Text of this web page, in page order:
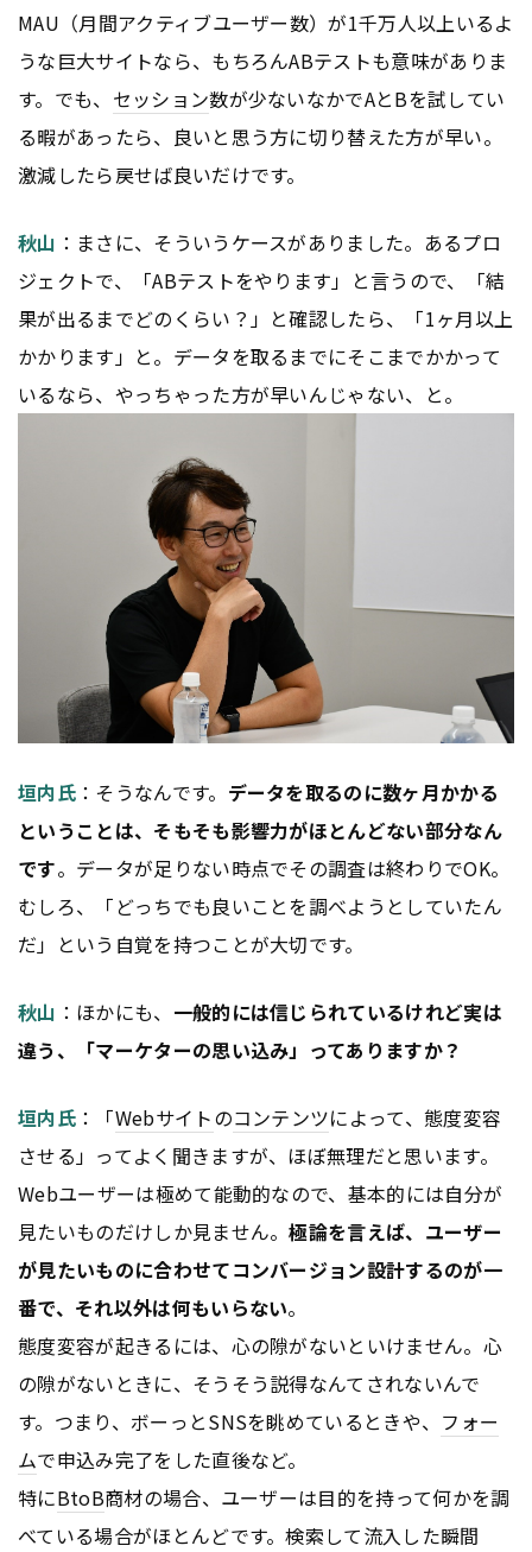
MAU（月間アクティブユーザー数）が1千万人以上いるよ
うな巨大サイトなら、もちろんABテストも意味がありま
す。でも、 セッション数が少ないなかでAとBを試してい
る暇があったら、良いと思う方に切り替えた方が早い。
激減したら戻せば良いだけです。
秋山 ：まさに、そういうケースがありました。あるプロ
ジェクトで、「ABテストをやります」と言うので、「結
果が出るまでどのくらい？」と確認したら、「1ヶ月以上
かかります」と。データを取るまでにそこまでかかって
いるなら、やっちゃった方が早いんじゃない、と。
垣内氏：そうなんです。 データを取るのに数ヶ月かかる
ということは、そもそも影響力がほとんどない部分なん
です。データが足りない時点でその調査は終わりでOK。
むしろ、「どっちでも良いことを調べようとしていたん
だ」という自覚を持つことが大切です。
秋山 ：ほかにも、 一般的には信じられているけれど実は
違う、「マーケターの思い込み」ってありますか？
垣内氏：「Webサイトのコンテンツによって、態度変容
させる」ってよく聞きますが、ほぼ無理だと思います。
Webユーザーは極めて能動的なので、基本的には自分が
見たいものだけしか見ません。極論を言えば、ユーザー
が見たいものに合わせてコンバージョン設計するのが一
番で、それ以外は何もいらない。
態度変容が起きるには、心の隙がないといけません。心
の隙がないときに、そうそう説得なんてされないんで
す。つまり、ボーっとSNSを眺めているときや、 フォー
ムで申込み完了をした直後など。
特にBtoB商材の場合、ユーザーは目的を持って何かを調
べている場合がほとんどです。検索して流入した瞬間